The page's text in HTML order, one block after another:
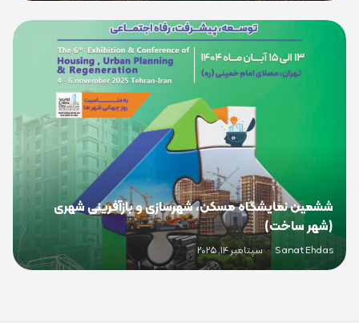
0
ششمین نمایشگاه مسکن، شهرسازی و بازآفرینی شهری
(شهر ساخت)
Sanat Ehdas
· سپتامبر 14, 2025